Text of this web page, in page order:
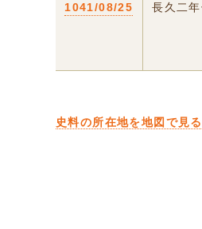
1041/08/25 長久二
史料の所在地を地図で見る